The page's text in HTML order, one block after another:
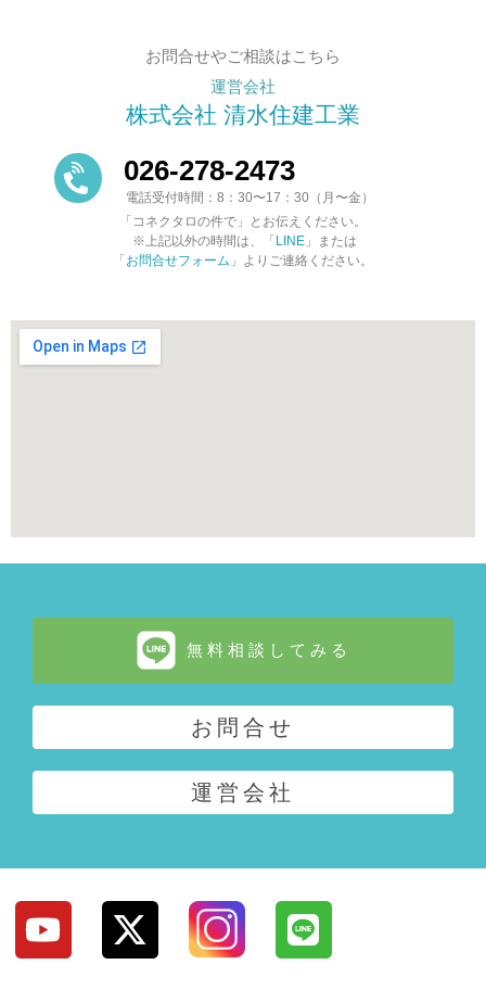
お問合せやご相談はこちら
運営会社
株式会社 清水住建工業
026-278-2473
電話受付時間：8：30〜17：30（月〜金）
「コネクタロの件で」とお伝えください。
※上記以外の時間は、「LINE 」または
「お問合せフォーム 」よりご連絡ください。
無料相談してみる
お問合せ
運営会社